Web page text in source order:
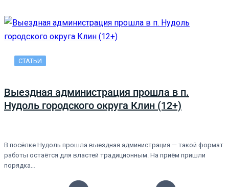
СТАТЬИ
Выездная администрация прошла в п.
Нудоль городского округа Клин (12+)
В посёлке Нудоль прошла выездная администрация — такой формат
работы остаётся для властей традиционным. На приём пришли
порядка…